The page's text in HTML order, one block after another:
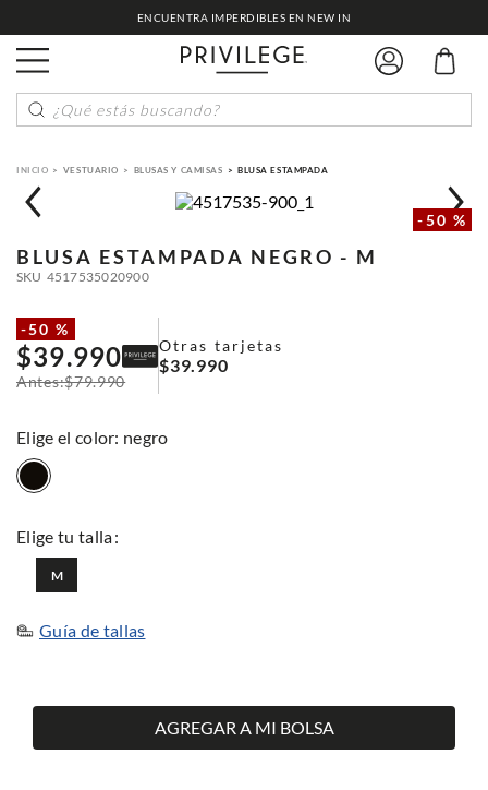
ENCUENTRA IMPERDIBLES EN NEW IN
¿Qué estás buscando?
VESTUARIO BLUSAS Y CAMISAS BLUSA ESTAMPADA
-50 %
BLUSA ESTAMPADA NEGRO - M
SKU 4517535020900
-50 %
$39.990
$79.990
Otras tarjetas
$39.990
: negro
M
Guía de tallas
AGREGAR A MI BOLSA